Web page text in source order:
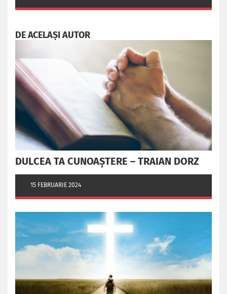
DE ACELAȘI AUTOR
DULCEA TA CUNOAȘTERE – TRAIAN DORZ
15 FEBRUARIE 2024